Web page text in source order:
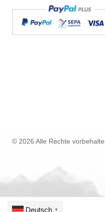
© 2026 Alle Rechte
Deutsch ▼